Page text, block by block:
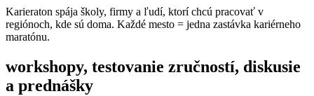
Karieraton spája školy, firmy a ľudí, ktorí chcú pracovať v
regiónoch, kde sú doma. Každé mesto = jedna zastávka kariérneho
maratónu.
workshopy, testovanie zručností, diskusie
a prednášky